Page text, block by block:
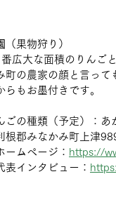
（果物狩り）
広大な面積のりんご
町の農家の顔と言っ
らもお墨付きです。
ごの種類（予定）：あ
根郡みなかみ町上津
ームページ： https://
表インタビュー：